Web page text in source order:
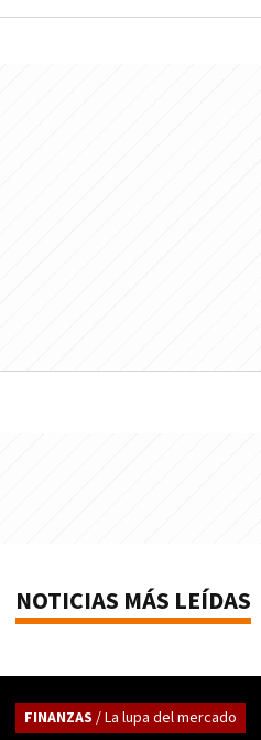
NOTICIAS MÁS LEÍDAS
FINANZAS / La lupa del mercado